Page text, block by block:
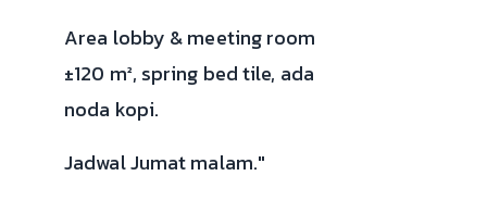
Area lobby & meeting room
±120 m², spring bed tile, ada
noda kopi.
Jadwal Jumat malam."